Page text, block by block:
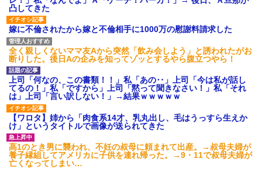
凸してきた
嫁に不倫されたから嫁と不倫相手に1000万の慰謝料請求した
全く親しくないママ友Aから突然「飲み会しよう」と誘われたがお
断りした。後日Aの企みを知ってゾッとするやら腹立つやら！
上司「何なの、この書類！！」私「あの‥」上司「今は私が話し
てるの！」私「ですから」上司「黙って聞きなさい！」私「それ
は」上司「言い訳しない！」→結果ｗｗｗｗｗ
【ワロタ】姉から「肉食系14才、乳丸出し、毛はうっすら生えか
け」というタイトルで画像が送られてきた
高1のとき男に襲われ、不妊の叔母に頼まれて出産。→叔母夫婦が
養子縁組してアメリカに子供を連れ帰った。→9・11で叔母夫婦が
亡くなってしまい…